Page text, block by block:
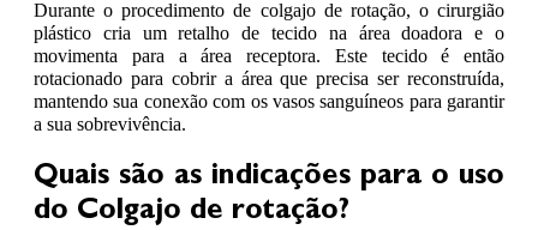
Durante o procedimento de colgajo de rotação, o cirurgião
plástico cria um retalho de tecido na área doadora e o
movimenta para a área receptora. Este tecido é então
rotacionado para cobrir a área que precisa ser reconstruída,
mantendo sua conexão com os vasos sanguíneos para garantir
a sua sobrevivência.
Quais são as indicações para o uso
do Colgajo de rotação?